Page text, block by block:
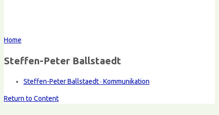
Home
Steffen-Peter Ballstaedt
Steffen-Peter Ballstaedt · Kommunikation
Return to Content